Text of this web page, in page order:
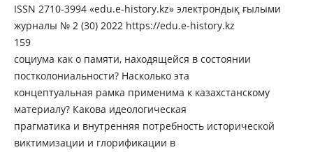
ISSN 2710-3994 «edu.e-history.kz» электрондық ғылыми
журналы № 2 (30) 2022 https://edu.e-history.kz
159
социума как о памяти, находящейся в состоянии
постколониальности? Насколько эта
концептуальная рамка применима к казахстанскому
материалу? Какова идеологическая
прагматика и внутренняя потребность исторической
виктимизации и глорификации в